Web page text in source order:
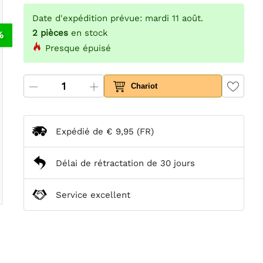
Date d'expédition prévue: mardi 11 août.
2 pièces en stock
Presque épuisé
Chariot
Expédié de € 9,95 (FR)
Délai de rétractation de 30 jours
Service excellent